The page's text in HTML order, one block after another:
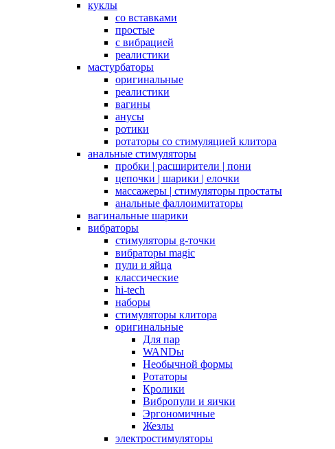
куклы
со вставками
простые
с вибрацией
реалистики
мастурбаторы
оригинальные
реалистики
вагины
анусы
ротики
ротаторы со стимуляцией клитора
анальные стимуляторы
пробки | расширители | пони
цепочки | шарики | елочки
массажеры | стимуляторы простаты
анальные фаллоимитаторы
вагинальные шарики
вибраторы
стимуляторы g-точки
вибраторы magic
пули и яйца
классические
hi-tech
наборы
стимуляторы клитора
оригинальные
Для пар
WANDы
Необычной формы
Ротаторы
Кролики
Вибропули и яички
Эргономичные
Жезлы
электростимуляторы